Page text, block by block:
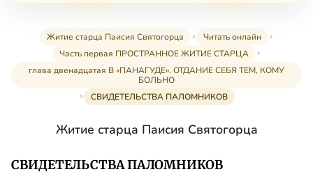
Житие старца Паисия Святогорца
Читать онлайн
Часть первая ПРОСТРАННОЕ ЖИТИЕ СТАРЦА
глава двенадцатая В «ПАНАГУДЕ». ОТДАНИЕ СЕБЯ ТЕМ, КОМУ
БОЛЬНО
СВИДЕТЕЛЬСТВА ПАЛОМНИКОВ
Житие старца Паисия Святогорца
СВИДЕТЕЛЬСТВА ПАЛОМНИКОВ